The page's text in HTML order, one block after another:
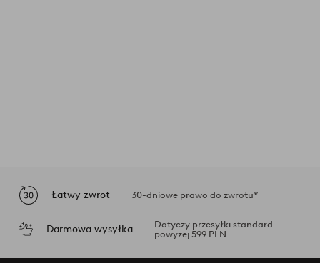
Łatwy zwrot 30-dniowe prawo do zwrotu*
Darmowa wysyłka
Dotyczy przesyłki standard
powyżej 599 PLN